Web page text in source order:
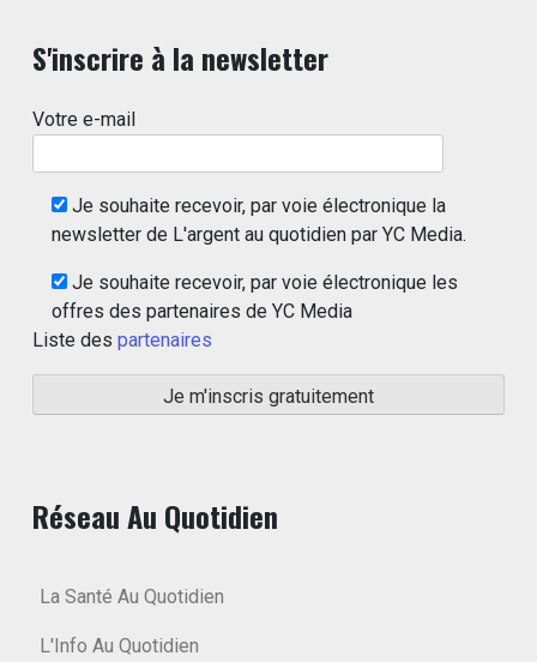
S'inscrire à la newsletter
Votre e-mail
Je souhaite recevoir, par voie électronique la
newsletter de L'argent au quotidien par YC Media.
Je souhaite recevoir, par voie électronique les
offres des partenaires de YC Media
Liste des partenaires
Réseau Au Quotidien
La Santé Au Quotidien
L'Info Au Quotidien